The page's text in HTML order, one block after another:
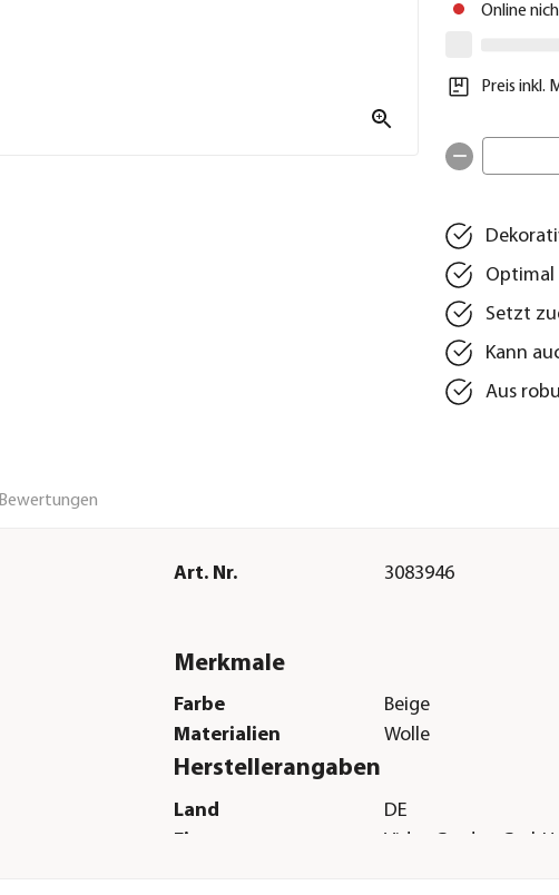
Online
Preis inkl.
Optimal
Setzt
Kann
Aus
Bewertungen
Art. Nr. 3083946
Merkmale
Farbe
Beige
Materialien
Wolle
Herstellerangaben
Land
DE
Firma
Videx Garden GmbH